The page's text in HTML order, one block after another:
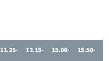
11.25-
12.15-
15.00-
15.50-